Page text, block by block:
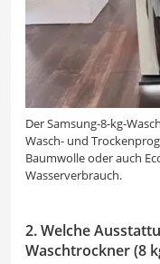
Der Samsung-8-kg-
Wasch- und
Baumwolle oder auch
Wasserverbrauch.
2. Welche
Waschtrockner (8